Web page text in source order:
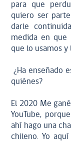
para que
quiero ser
darle
medida en que
que lo usamos
¿Ha enseñado
quiénes?
El 2020 Me
YouTube,
ahí hago una
chileno. Yo